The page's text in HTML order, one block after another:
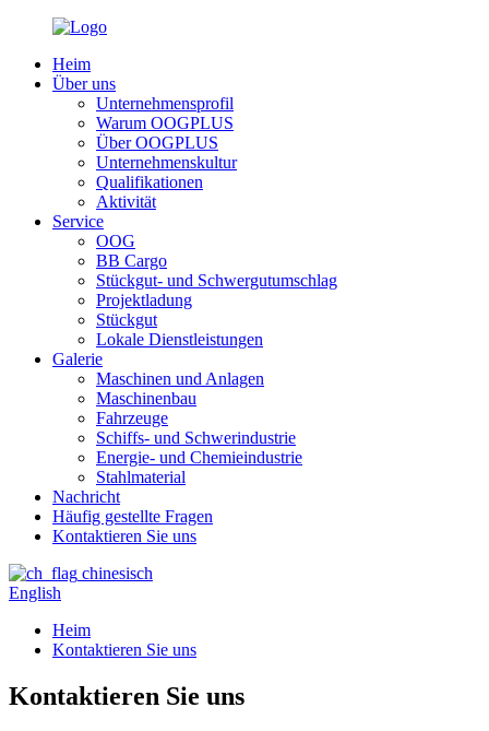
Heim
Über uns
Unternehmensprofil
Warum OOGPLUS
Über OOGPLUS
Unternehmenskultur
Qualifikationen
Aktivität
Service
OOG
BB Cargo
Stückgut- und Schwergutumschlag
Projektladung
Stückgut
Lokale Dienstleistungen
Galerie
Maschinen und Anlagen
Maschinenbau
Fahrzeuge
Schiffs- und Schwerindustrie
Energie- und Chemieindustrie
Stahlmaterial
Nachricht
Häufig gestellte Fragen
Kontaktieren Sie uns
chinesisch
English
Heim
Kontaktieren Sie uns
Kontaktieren Sie uns